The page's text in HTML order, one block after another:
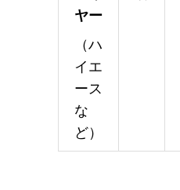
ヤー
（ハ
イエ
ース
な
ど）